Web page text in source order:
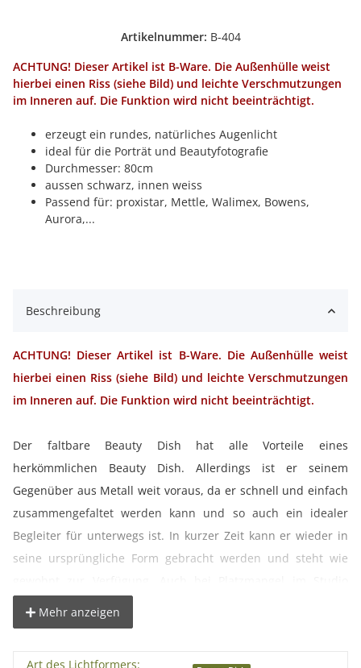
Artikelnummer: B-404
ACHTUNG! Dieser Artikel ist B-Ware. Die Außenhülle weist
hierbei einen Riss (siehe Bild) und leichte Verschmutzungen
im Inneren auf. Die Funktion wird nicht beeinträchtigt.
erzeugt ein rundes, natürliches Augenlicht
ideal für die Porträt und Beautyfotografie
Durchmesser: 80cm
aussen schwarz, innen weiss
Passend für: proxistar, Mettle, Walimex, Bowens,
Aurora,...
Beschreibung
ACHTUNG! Dieser Artikel ist B-Ware. Die Außenhülle weist
hierbei einen Riss (siehe Bild) und leichte Verschmutzungen
im Inneren auf. Die Funktion wird nicht beeinträchtigt.
Der faltbare Beauty Dish hat alle Vorteile eines
herkömmlichen Beauty Dish. Allerdings ist er seinem
Gegenüber aus Metall weit voraus, da er schnell und einfach
zusammengefaltet werden kann und so auch ein idealer
Begleiter für unterwegs ist. In kurzer Zeit kann er wieder in
seine ursprüngliche Form gebracht werden und steht wie
entgegen.
Mehr anzeigen
Art des Lichtformers: